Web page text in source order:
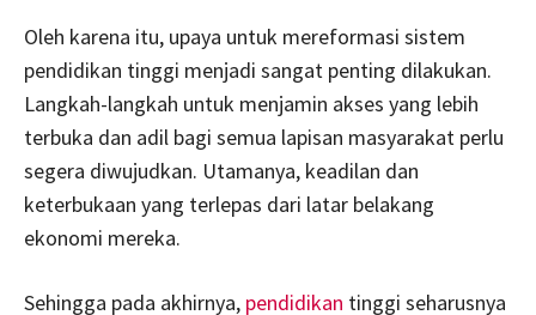
Oleh karena itu, upaya untuk mereformasi sistem
pendidikan tinggi menjadi sangat penting dilakukan.
Langkah-langkah untuk menjamin akses yang lebih
terbuka dan adil bagi semua lapisan masyarakat perlu
segera diwujudkan. Utamanya, keadilan dan
keterbukaan yang terlepas dari latar belakang
ekonomi mereka.
Sehingga pada akhirnya, pendidikan tinggi seharusnya